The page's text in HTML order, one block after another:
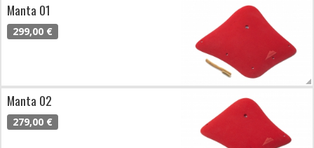
Manta 01
299,00 €
Manta 02
279,00 €